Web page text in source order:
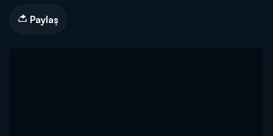
Paylaş